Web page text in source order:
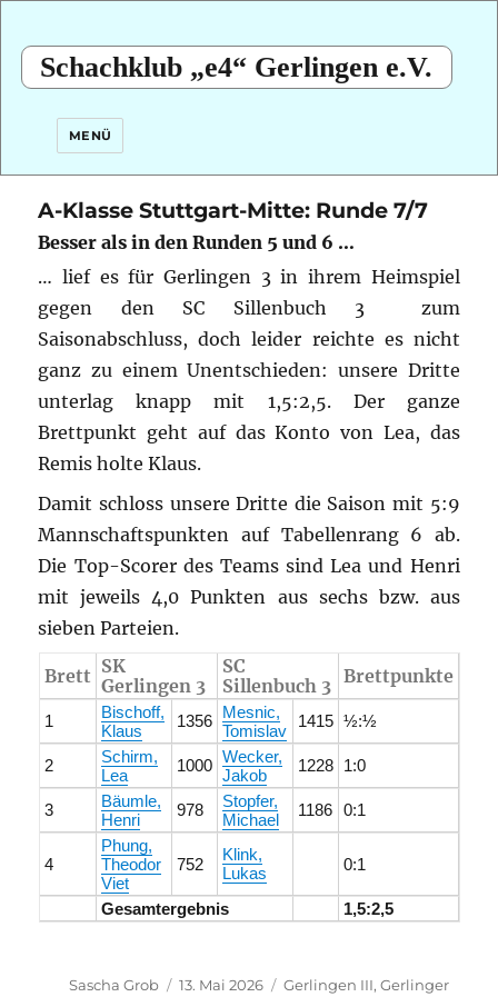
Schachklub „e4“ Gerlingen e.V.
MENÜ
A-Klasse Stuttgart-Mitte: Runde 7/7
Besser als in den Runden 5 und 6 …
… lief es für Gerlingen 3 in ihrem Heimspiel
gegen den SC Sillenbuch 3 zum
Saisonabschluss, doch leider reichte es nicht
ganz zu einem Unentschieden: unsere Dritte
unterlag knapp mit 1,5:2,5.Der ganze
Brettpunkt geht auf das Konto von Lea, das
Remis holte Klaus.
Damit schloss unsere Dritte die Saison mit 5:9
Mannschaftspunkten auf Tabellenrang 6 ab.
Die Top-Scorer des Teams sind Lea und Henri
mit jeweils 4,0 Punkten aus sechs bzw. aus
sieben Parteien.
Brett SK
Gerlingen 3
SC
Sillenbuch 3 Brettpunkte
1
Bischoff,
Klaus
1356
Mesnic,
Tomislav
1415 ½:½
2
Schirm,
Lea
1000 Wecker,
Jakob
1228 1:0
3
Bäumle,
Henri
978
Stopfer,
Michael
1186 0:1
4
Phung,
Theodor
Viet
752
Klink,
Lukas
0:1
Gesamtergebnis 1,5:2,5
Autor
Sascha Grob
Veröffentlicht
13. Mai 2026 Kategorien
Gerlingen III,Gerlinger